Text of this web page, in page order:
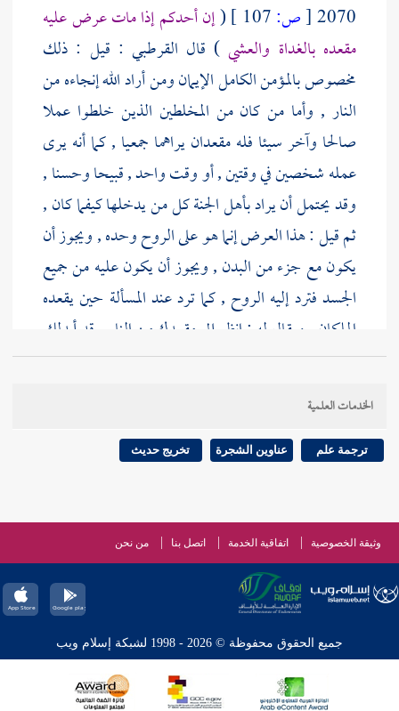
2070
[ص: (إن أحدكم إذا مات عرض عليه
مقعده بالغداة والعشي ) قال القرطبي : قيل : ذلك
مخصوص بالمؤمن الكامل الإيمان ومن أراد الله إنجاءه من
النار , وأما من كان من المخلطين الذين خلطوا عملا
صالحا وآخر سيئا فله مقعدان يراهما جمعيا , كما أنه يرى
عمله شخصين في وقتين , أو وقت واحد , قبيحا وحسنا ,
وقد يحتمل أن يراد بأهل الجنة كل من يدخلها كيفما كان ,
ثم قيل : هذا العرض إنما هو على الروح وحده , ويجوز أن
يكون مع جزء من البدن , ويجوز أن يكون عليه من جميع
الجسد فترد إليه الروح , كما ترد عند المسألة حين يقعده
الملكان , ويقال له : انظر إلى مقعدك من النار , قد أبدلك
الله به مقعدا من الجنة .
الخدمات العلمية
ترجمة علم عناوين الشجرة تخريج حديث
وثيقة الخصوصية اتفاقية الخدمة اتصل بنا من نحن
جميع الحقوق محفوظة © 2026 - 1998 لشبكة إسلام ويب